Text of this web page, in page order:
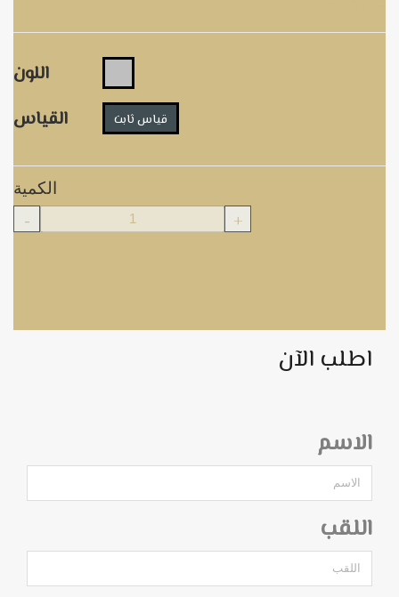
اللون
القياس
قياس ثابت
الكمية
- +
اطلب الآن
الاسم
اللقب